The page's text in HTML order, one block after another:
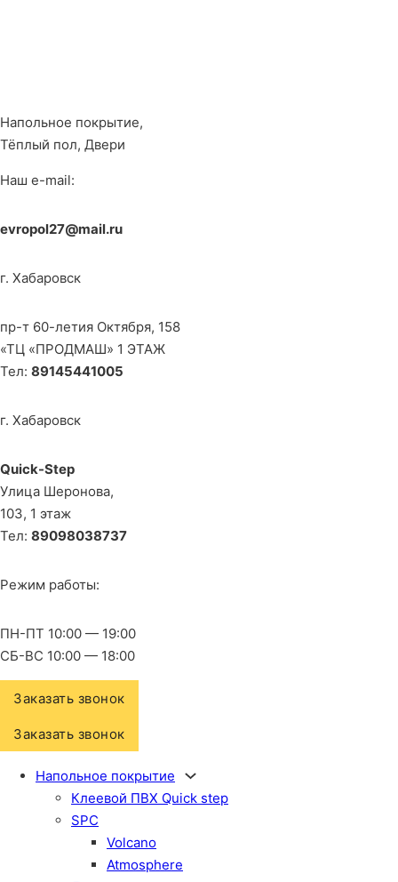
Напольное покрытие,
Тёплый пол, Двери
Наш e-mail:
evropol27@mail.ru
г. Хабаровск
пр-т 60-летия Октября, 158
«ТЦ «ПРОДМАШ» 1 ЭТАЖ
Тел: 89145441005
г. Хабаровск
Quick-Step
​Улица Шеронова,
103, ​1 этаж
Тел: 89098038737
Режим работы:
ПН-ПТ 10:00 — 19:00
СБ-ВС 10:00 — 18:00
Заказать звонок
Заказать звонок
Напольное покрытие
Клеевой ПВХ Quick step
SPC
Volcano
Atmosphere